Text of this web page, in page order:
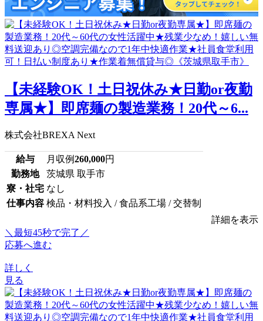
【未経験OK！土日祝休み★日勤or夜勤
専属★】即席麺の製造業務！20代～6...
株式会社BREXA Next
給与 月収例260,000円
勤務地
茨城県 取手市
寮・社宅 なし
仕事内容 検品・材料投入 / 食品系工場 / 交替制
詳細を表示
＼最短45秒で完了／
応募へ進む
詳しく
見る